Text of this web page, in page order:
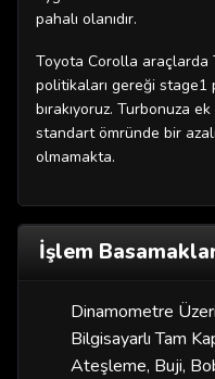
pahalı olanıdır.
Toyota Corolla araçlarda
politikaları gereği
bırakıyoruz. Turbonuza
standart ömründe bir
olmamakta.
İşlem
Dinamometre
Bilgisayarlı Tam
Ateşleme, Buji,